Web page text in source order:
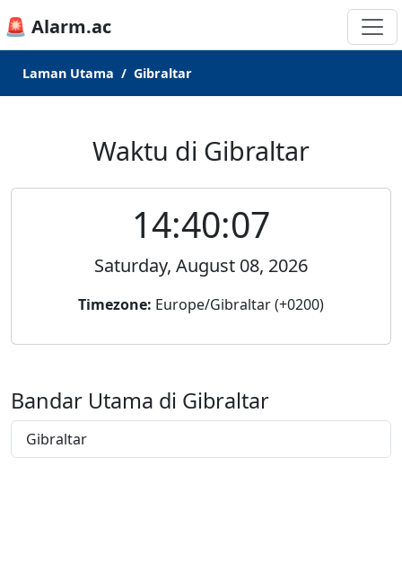
🚨 Alarm.ac
Laman Utama Gibraltar
Waktu di Gibraltar
14:40:07
Saturday, August 08, 2026
Timezone: Europe/Gibraltar (+0200)
Bandar Utama di Gibraltar
Gibraltar